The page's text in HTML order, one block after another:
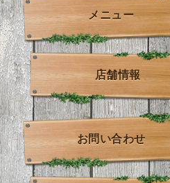
メニュー
店舗情報
お問い合わせ